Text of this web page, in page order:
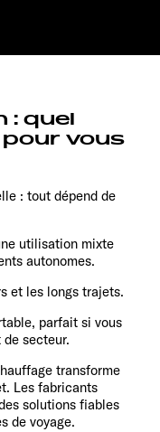
: quel
vous
: tout dépend de
utilisation mixte
autonomes.
et les longs trajets.
parfait si vous
secteur.
transforme
Les fabricants
solutions fiables
de voyage.